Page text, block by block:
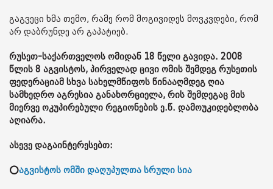
გაგვეცი ხმა თემო, რამე რომ მოგივიდეს მოვკვდები, რომ
არ დაბრუნდე არ გაპატიებ.
რუსეთ-საქართველოს ომიდან 18 წელი გავიდა. 2008
წლის 8 აგვისტოს, პირველად ცივი ომის შემდეგ რუსეთის
ფედერაციამ სხვა სახელმწიფოს წინააღმდეგ ღია
სამხედრო აგრესია განახორციელა, რის შემდეგაც მის
მიერვე ოკუპირებული რეგიონების ე.წ. დამოუკიდებლობა
აღიარა.
ასევე დაგაინტერესებთ:
⭕აგვისტოს ომში დაღუპულთა სრული სია